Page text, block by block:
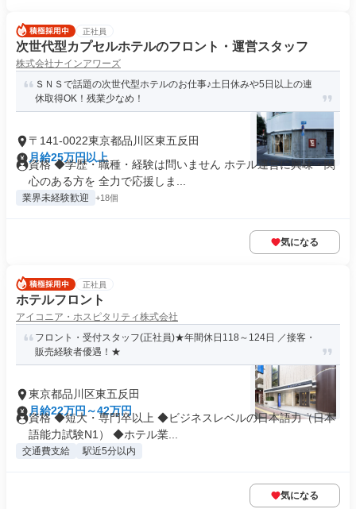
正社員
次世代型カプセルホテルのフロント・運営スタッフ
株式会社ナインアワーズ
ＳＮＳで話題の次世代型ホテルのお仕事♪土日休みや5日以上の連
休取得OK！残業少なめ！
〒141-0022東京都品川区東五反田
月給25万円以上
資格 ◆学歴・職種・経験は問いません ホテル運営に興味・関
心のある方を 全力で応援しま...
業界未経験歓迎 +18個
気になる
正社員
ホテルフロント
アイコニア・ホスピタリティ株式会社
フロント・受付スタッフ(正社員)★年間休日118～124日 ／接客・
販売経験者優遇！★
東京都品川区東五反田
月給22万円～42万円
資格 ◆短大・専門卒以上 ◆ビジネスレベルの日本語力（日本
語能力試験N1） ◆ホテル業...
交通費支給 駅近5分以内
気になる